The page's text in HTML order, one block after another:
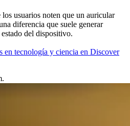
usuarios noten que un auricular
diferencia que suele generar
del dispositivo.
en tecnología y ciencia en Discover